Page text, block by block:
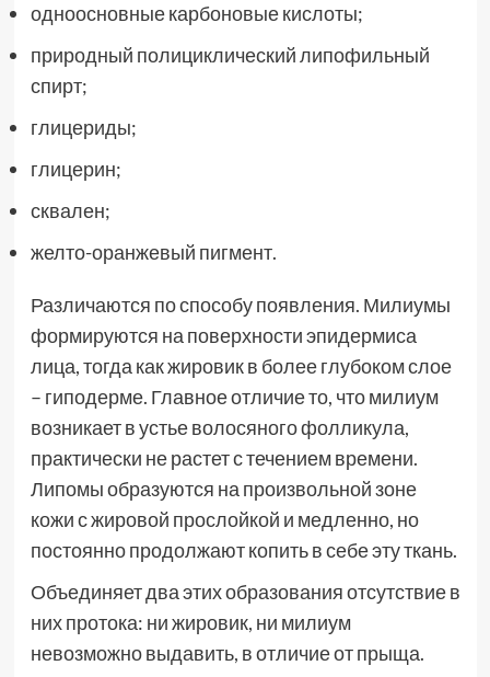
одноосновные карбоновые кислоты;
природный полициклический липофильный
спирт;
глицериды;
глицерин;
сквален;
желто-оранжевый пигмент.
Различаются по способу появления. Милиумы
формируются на поверхности эпидермиса
лица, тогда как жировик в более глубоком слое
– гиподерме. Главное отличие то, что милиум
возникает в устье волосяного фолликула,
практически не растет с течением времени.
Липомы образуются на произвольной зоне
кожи с жировой прослойкой и медленно, но
постоянно продолжают копить в себе эту ткань.
Объединяет два этих образования отсутствие в
них протока: ни жировик, ни милиум
невозможно выдавить, в отличие от прыща.